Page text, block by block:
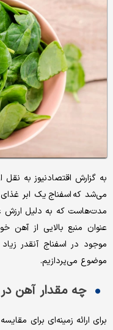
به گزارش اقتصادنیوز به نقل
می‌شد که اسفناج یک ابر
مدت‌هاست که به دلیل ارزش
عنوان منبع بالایی از آهن
موجود در اسفناج آنقدر
موضوع می‌پردازیم.
چه مقدار آهن در
برای ارائه زمینه‌ای برای